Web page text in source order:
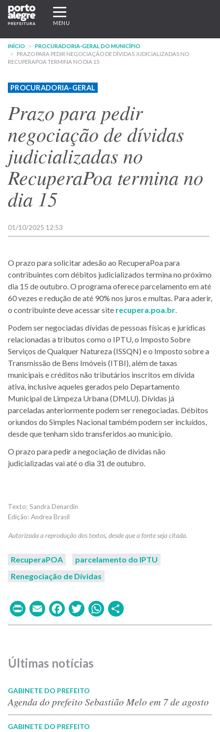
Pular
para
conteúdo
principal
Expandir/recolher
navegação
MENU
INÍCIO
PROCURADORIA-GERAL DO MUNICÍPIO
PRAZO PARA PEDIR NEGOCIAÇÃO DE DÍVIDAS JUDICIALIZADAS NO
RECUPERAPOA TERMINA NO DIA 15
PROCURADORIA-GERAL
Prazo para pedir
negociação de dívidas
judicializadas no
RecuperaPoa termina no
dia 15
01/10/2025 12:53
O prazo para solicitar adesão ao RecuperaPoa para
contribuintes com débitos judicializados termina no próximo
dia 15 de outubro. O programa oferece parcelamento em até
60 vezes e redução de até 90% nos juros e multas. Para aderir,
o contribuinte deve acessarsite recupera.poa.br
Podem ser negociadas dívidas de pessoas físicas e jurídicas
relacionadas a tributos como o IPTU, o Imposto Sobre
Serviços de Qualquer Natureza (ISSQN) e o Imposto sobre a
Transmissão de Bens Imóveis (ITBI), além de taxas
municipais e créditos não tributários inscritos em dívida
ativa, inclusive aqueles gerados pelo Departamento
Municipal de Limpeza Urbana (DMLU). Dívidas já
parceladas anteriormente podem ser renegociadas. Débitos
oriundos do Simples Nacional também podem ser incluídos,
desde que tenham sido transferidos ao município.
O prazo para pedir a negociação de dívidas não
judicializadas vai até o dia 31 de outubro.
Sandra Denardin
Andrea Brasil
RecuperaPOA
parcelamento do IPTU
Renegociação de Dívidas
PrintEmailFacebook
TwitterWhatsApp
Últimas notícias
GABINETE DO PREFEITO
Agenda do prefeito Sebastião Melo em 7 de agosto
GABINETE DO PREFEITO